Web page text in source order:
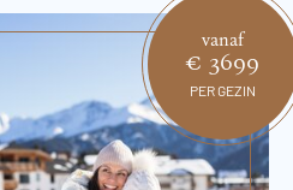
vanaf
€ 3699
PER GEZIN